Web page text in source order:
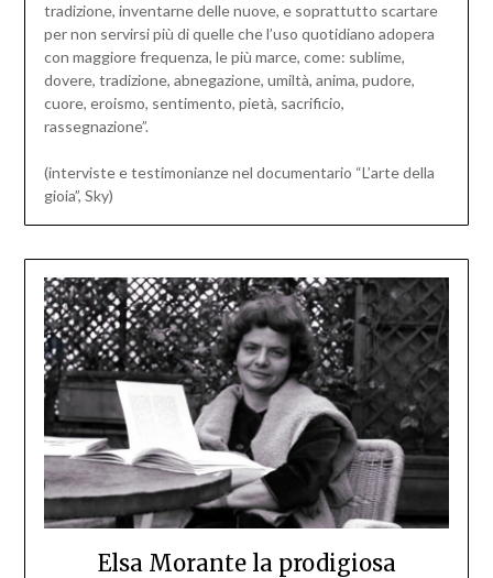
tradizione, inventarne delle nuove, e soprattutto scartare
per non servirsi più di quelle che l’uso quotidiano adopera
con maggiore frequenza, le più marce, come: sublime,
dovere, tradizione, abnegazione, umiltà, anima, pudore,
cuore, eroismo, sentimento, pietà, sacrificio,
rassegnazione”.
(interviste e testimonianze nel documentario “L’arte della
gioia”, Sky)
Elsa Morante la prodigiosa